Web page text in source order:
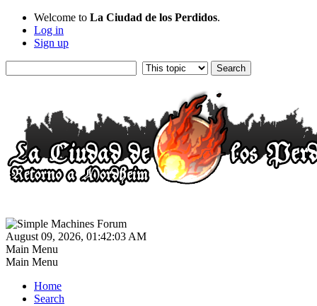
Welcome to La Ciudad de los Perdidos.
Log in
Sign up
August 09, 2026, 01:42:03 AM
Main Menu
Main Menu
Home
Search